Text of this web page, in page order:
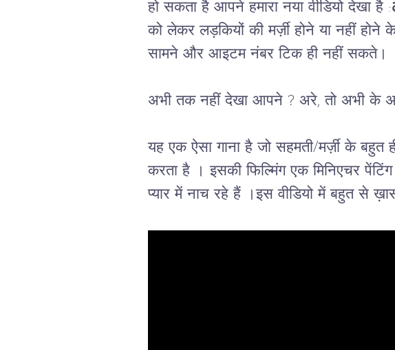
हो सकता है आपने हमारा नया वीडियो देखा है :
को लेकर लड़कियों की मर्ज़ी होने या नहीं
सामने और आइटम नंबर टिक ही नहीं सकते।
अभी तक नहीं देखा आपने ? अरे, तो अभी के
यह एक ऐसा गाना है जो सहमती/मर्ज़ी के
करता है । इसकी फिल्मिंग एक मिनिएचर
प्यार में नाच रहे हैं ।इस वीडियो में बहुत से